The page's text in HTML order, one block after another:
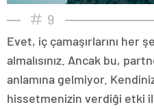
9
Evet, iç çamaşırlarını her
almalısınız. Ancak bu,
anlamına gelmiyor.
hissetmenizin verdiği etki